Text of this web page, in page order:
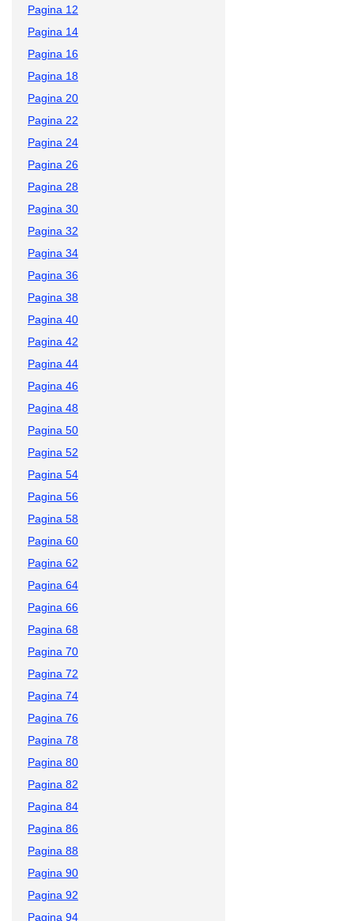
Pagina 12
Pagina 14
Pagina 16
Pagina 18
Pagina 20
Pagina 22
Pagina 24
Pagina 26
Pagina 28
Pagina 30
Pagina 32
Pagina 34
Pagina 36
Pagina 38
Pagina 40
Pagina 42
Pagina 44
Pagina 46
Pagina 48
Pagina 50
Pagina 52
Pagina 54
Pagina 56
Pagina 58
Pagina 60
Pagina 62
Pagina 64
Pagina 66
Pagina 68
Pagina 70
Pagina 72
Pagina 74
Pagina 76
Pagina 78
Pagina 80
Pagina 82
Pagina 84
Pagina 86
Pagina 88
Pagina 90
Pagina 92
Pagina 94